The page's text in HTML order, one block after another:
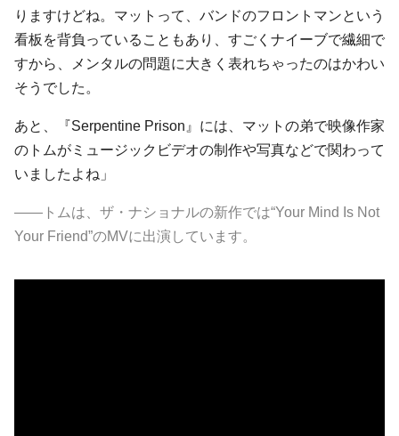
りますけどね。マットって、バンドのフロントマンという
看板を背負っていることもあり、すごくナイーブで繊細で
すから、メンタルの問題に大きく表れちゃったのはかわい
そうでした。
あと、『Serpentine Prison』には、マットの弟で映像作家
のトムがミュージックビデオの制作や写真などで関わって
いましたよね」
――トムは、ザ・ナショナルの新作では“Your Mind Is Not
Your Friend”のMVに出演しています。